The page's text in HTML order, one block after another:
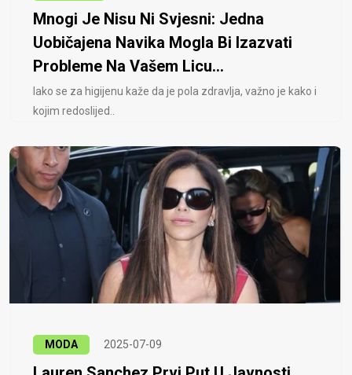
Mnogi Je Nisu Ni Svjesni: Jedna
Uobičajena Navika Mogla Bi Izazvati
Probleme Na Vašem Licu...
Iako se za higijenu kaže da je pola zdravlja, važno je kako i
kojim redoslijed..
MODA 2025-07-09